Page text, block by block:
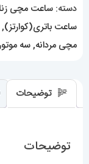
دسته:ساعت مچی
ساعت باتری(کوارتز),
مچی مردانه,سه
توضیحات
توضیحات